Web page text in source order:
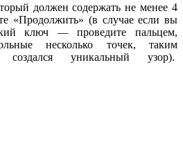
должен содержать не менее 4
«Продолжить» (в случае если вы
ключ — проведите пальцем,
несколько точек, таким
уникальный узор).